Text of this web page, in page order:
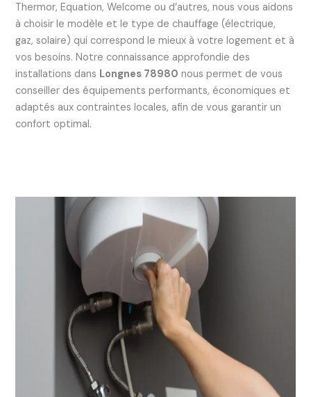
Thermor, Equation, Welcome ou d’autres, nous vous aidons
à choisir le modèle et le type de chauffage (électrique,
gaz, solaire) qui correspond le mieux à votre logement et à
vos besoins. Notre connaissance approfondie des
installations dans Longnes 78980 nous permet de vous
conseiller des équipements performants, économiques et
adaptés aux contraintes locales, afin de vous garantir un
confort optimal.